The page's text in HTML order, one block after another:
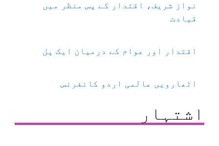
نواز شریف، اقتدار کے پس منظر میں
قیادت
اقتدار اور عوام کے درمیان ایک پل
اٹھارویں عالمی اردو کانفرنس
اشتہار